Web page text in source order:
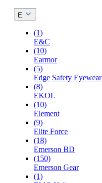
E
(1)
E&C
(10)
Earmor
(5)
Edge Safety Eyewear
(8)
EKOL
(10)
Element
(9)
Elite Force
(18)
Emerson BD
(150)
Emerson Gear
(1)